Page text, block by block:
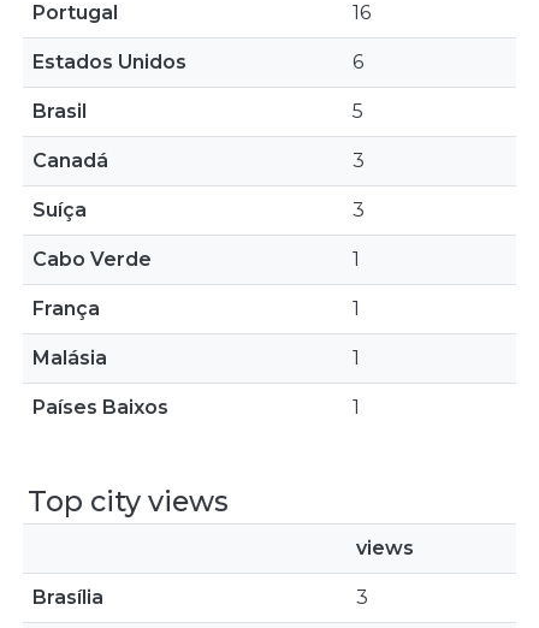
Portugal 16
Estados Unidos 6
Brasil 5
Canadá 3
Suíça 3
Cabo Verde 1
França 1
Malásia 1
Países Baixos 1
Top city views
views
Brasília 3